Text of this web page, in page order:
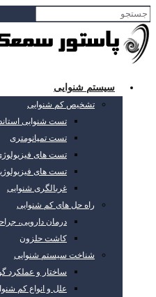
سیستم شنوایی
تشخیص کم شنوایی
تست شنوایی
تست تمپانومتری
تست های
تست های
غربالگری شنوایی
راه حل های کم شنوایی
درمان دارویی،
کاشت حلزون
شناخت سیستم شنوایی
ساختار و عملکرد
علل و انواع کم